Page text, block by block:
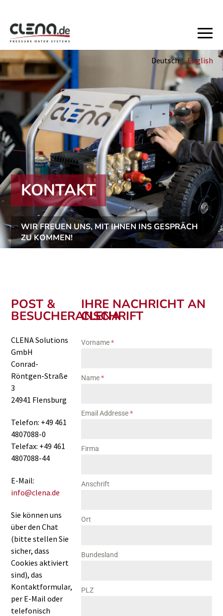
Deutsch English
KONTAKT
WIR FREUEN UNS, MIT IHNEN INS GESPRÄCH
ZU KOMMEN!
POST &
BESUCHERANSCHRIFT
CLENA Solutions
GmbH
Conrad-
Röntgen-Straße
3
24941 Flensburg
Telefon: +49 461
4807088-0
Telefax: +49 461
4807088-44
E-Mail:
info@clena.de
Sie können uns
über den Chat
(bitte stellen Sie
sicher, dass
Cookies aktiviert
sind), das
Kontaktformular,
per E-Mail oder
telefonisch
IHRE NACHRICHT AN
CLENA
Vorname*
Name*
Email Addresse*
Firma
Anschrift
Ort
Bundesland
PLZ